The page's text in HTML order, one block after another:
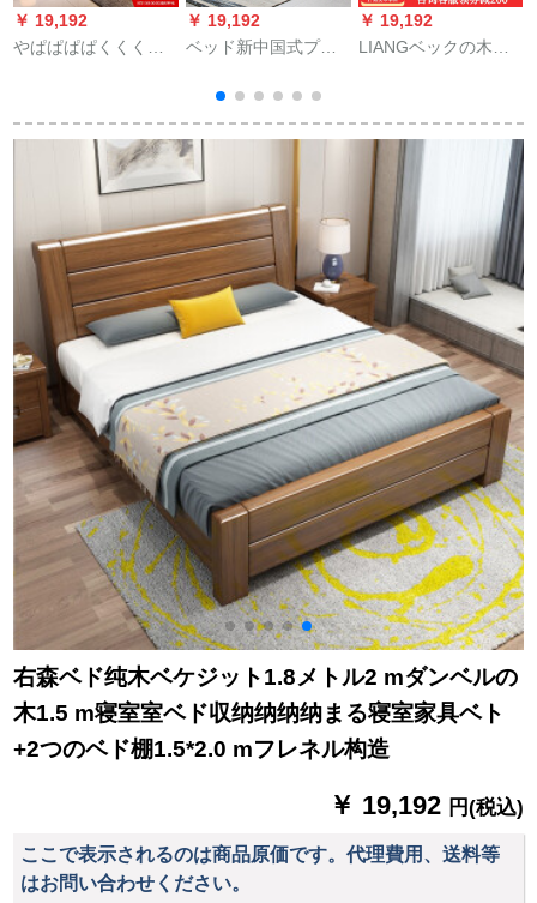
￥ 19,192
やぱぱぱぱくくくく
トの木纯木ダンベル
寝室大ベト1.8メトル
収纳ベド普通ベド
￥ 19,192
ベッド新中国式プリ
ンベル銅木足モダシ
ンプ1.8 Mベド1.5 m
ベトウード寝室家具
ダンベル1500
mm*2000 mm
￥ 19,192
LIANGベックの木纯
がカーストである。
収纳纳纳纳纳纳纳纳
纳纳纳本シゲルベド
【20000 mm割引に
参加します】
右森ベド纯木ベケジット1.8メトル2 mダンベルの
木1.5 m寝室室ベド収纳纳纳纳まる寝室家具ベト
+2つのベド棚1.5*2.0 mフレネル构造
￥ 19,192 円(税込)
ここで表示されるのは商品原価です。代理費用、送料等
はお問い合わせください。